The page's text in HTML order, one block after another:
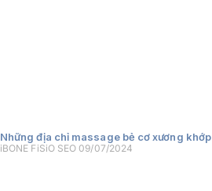
Những địa chỉ massage bẻ cơ xương
iBONE FiSiO SEO 09/07/2024